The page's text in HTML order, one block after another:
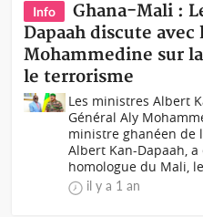
Info
Ghana-Mali :
Dapaah discute avec
Mohammedine sur
le terrorisme
Les ministres Albert
Général Aly
ministre ghanéen de
Albert Kan-Dapaah, a
homologue du Mali,
il y a 1 an